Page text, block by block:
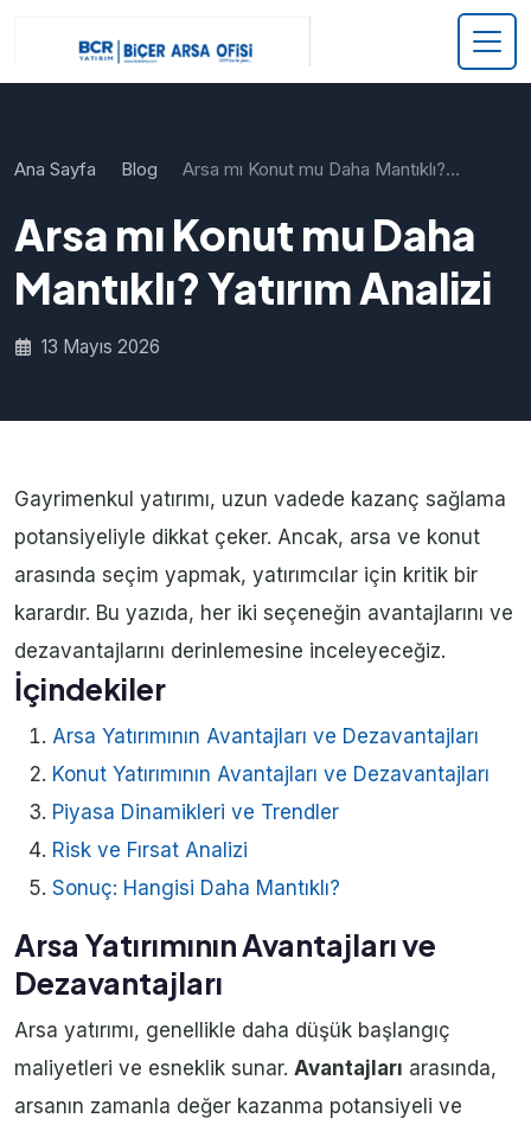
Ana Sayfa Blog Arsa mı Konut mu Daha Mantıklı?…
Arsa mı Konut mu Daha
Mantıklı? Yatırım Analizi
13 Mayıs 2026
Gayrimenkul yatırımı, uzun vadede kazanç sağlama
potansiyeliyle dikkat çeker. Ancak, arsa ve konut
arasında seçim yapmak, yatırımcılar için kritik bir
karardır. Bu yazıda, her iki seçeneğin avantajlarını ve
dezavantajlarını derinlemesine inceleyeceğiz.
İçindekiler
Arsa Yatırımının Avantajları ve Dezavantajları
Konut Yatırımının Avantajları ve Dezavantajları
Piyasa Dinamikleri ve Trendler
Risk ve Fırsat Analizi
Sonuç: Hangisi Daha Mantıklı?
Arsa Yatırımının Avantajları ve
Dezavantajları
Arsa yatırımı, genellikle daha düşük başlangıç
maliyetleri ve esneklik sunar. Avantajları arasında,
arsanın zamanla değer kazanma potansiyeli ve